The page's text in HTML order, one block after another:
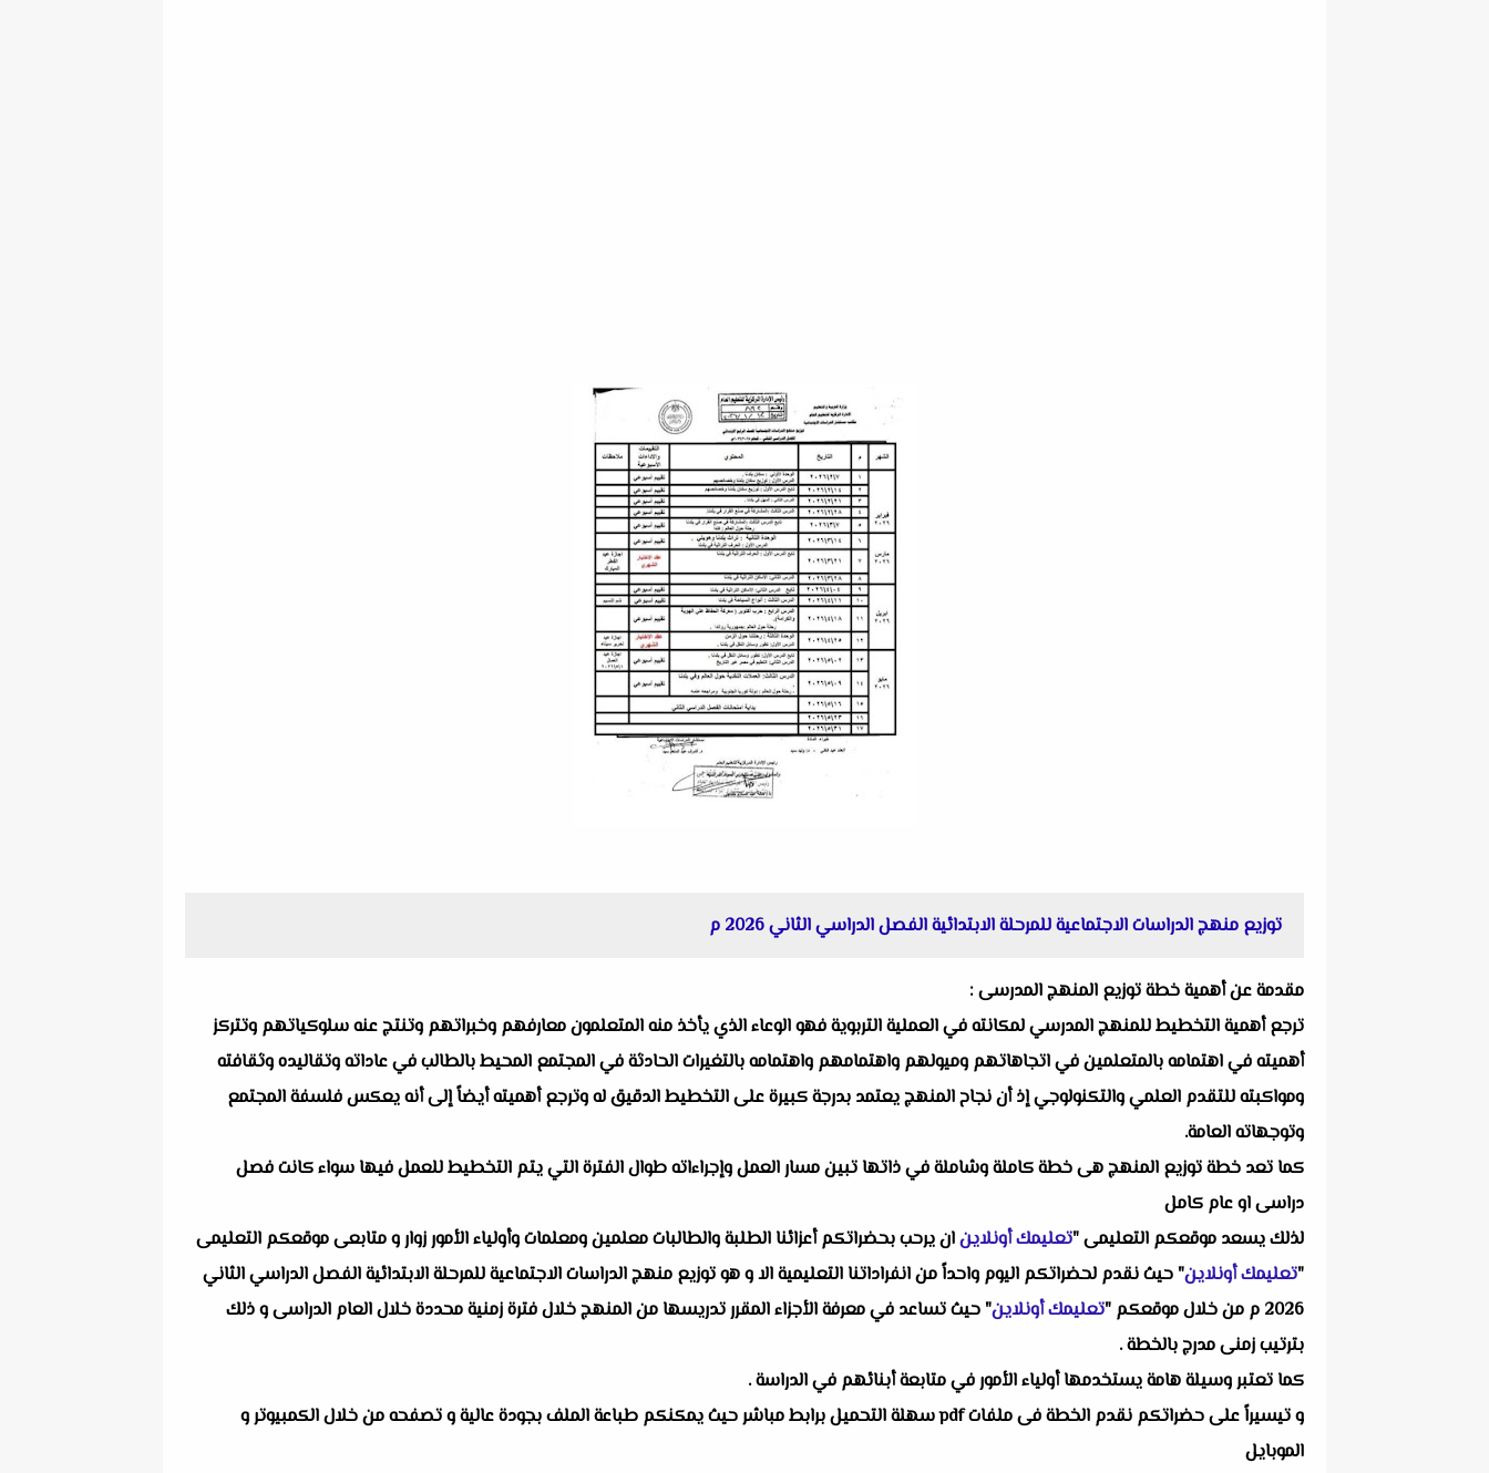
توزيع منهج الدراسات الاجتماعية للمرحلة الابتدائية الفصل الدراسي الثاني 2026 م
مقدمة عن أهمية خطة توزيع المنهج المدرسى :
ترجع أهمية التخطيط للمنهج المدرسي لمكانته في العملية التربوية فهو الوعاء الذي يأخذ منه المتعلمون معارفهم وخبراتهم وتنتج عنه سلوكياتهم وتتركز
أهميته في اهتمامه بالمتعلمين في اتجاهاتهم وميولهم واهتمامهم واهتمامه بالتغيرات الحادثة في المجتمع المحيط بالطالب في عاداته وتقاليده وثقافته
ومواكبته للتقدم العلمي والتكنولوجي إذ أن نجاح المنهج يعتمد بدرجة كبيرة على التخطيط الدقيق له وترجع أهميته أيضاً إلى أنه يعكس فلسفة المجتمع
وتوجهاته العامة.
كما تعد خطة توزيع المنهج هى خطة كاملة وشاملة في ذاتها تبين مسار العمل وإجراءاته طوال الفترة التي يتم التخطيط للعمل فيها سواء كانت فصل
دراسى او عام كامل
لذلك يسعد موقعكم التعليمى "تعليمك أونلاينان يرحب بحضراتكم أعزائنا الطلبة والطالبات معلمين ومعلمات وأولياء الأمور زوار و متابعى موقعكم التعليمى
"تعليمك أونلاين" حيث نقدم لحضراتكم اليوم واحداً من انفراداتنا التعليمية الا و هو توزيع منهج الدراسات الاجتماعية للمرحلة الابتدائية الفصل الدراسي الثاني
2026 م من خلال موقعكم "
تعليمك أونلاين" حيث تساعد في معرفة الأجزاء المقرر تدريسها من المنهج خلال فترة زمنية محددة خلال العام الدراسى و ذلك
بترتيب زمنى مدرج بالخطة .
كما تعتبر وسيلة هامة يستخدمها أولياء الأمور في متابعة أبنائهم في الدراسة .
و تيسيراً على حضراتكم نقدم الخطة فى ملفات pdf سهلة التحميل برابط مباشر حيث يمكنكم طباعة الملف بجودة عالية و تصفحه من خلال الكمبيوتر و
الموبايل